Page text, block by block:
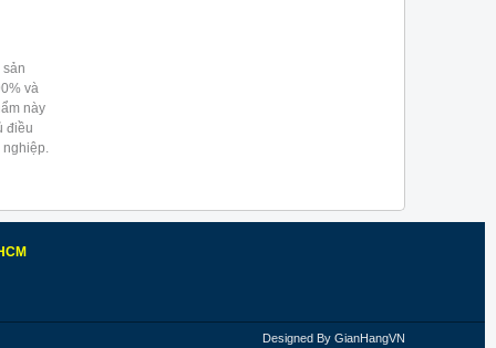
và
này
điều
nghiệp.
Designed By GianHangVN